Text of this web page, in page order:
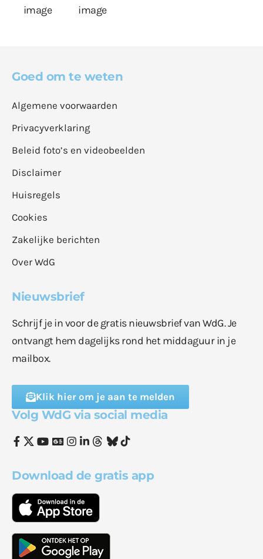
Goed om te weten
Algemene voorwaarden
Privacyverklaring
Beleid foto’s en videobeelden
Disclaimer
Huisregels
Cookies
Zakelijke berichten
Over WdG
Nieuwsbrief
Schrijf je in voor de gratis nieuwsbrief van WdG. Je
ontvangt hem dagelijks rond het middaguur in je
mailbox.
Klik hier om je aan te melden
Volg WdG via social media
Download de gratis app